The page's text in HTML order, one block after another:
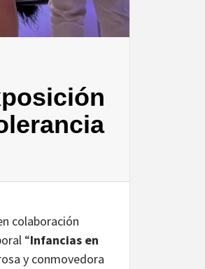
colaboración
“Infancias en
y conmovedora